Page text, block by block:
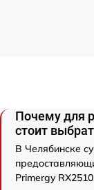
Почему для
стоит
В Челябинске
Primergy